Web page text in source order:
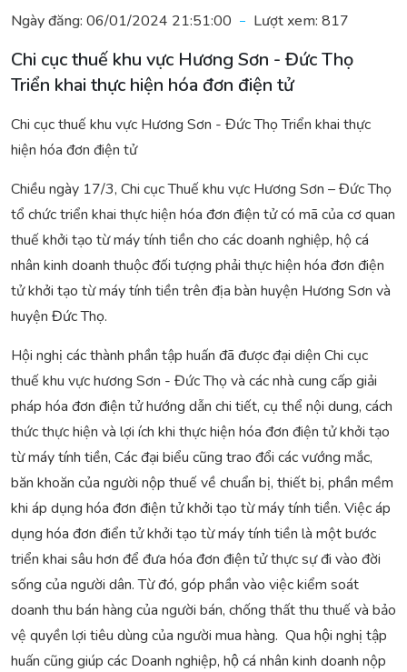
Ngày đăng: 06/01/2024 21:51:00 Lượt xem: 817
Chi cục thuế khu vực Hương Sơn - Đức Thọ
Triển khai thực hiện hóa đơn điện tử
Chi cục thuế khu vực Hương Sơn - Đức Thọ Triển khai thực
hiện hóa đơn điện tử
Chiều ngày 17/3, Chi cục Thuế khu vực Hương Sơn – Đức Thọ
tổ chức triển khai thực hiện hóa đơn điện tử có mã của cơ quan
thuế khởi tạo từ máy tính tiền cho các doanh nghiệp, hộ cá
nhân kinh doanh thuộc đối tượng phải thực hiện hóa đơn điện
tử khởi tạo từ máy tính tiền trên địa bàn huyện Hương Sơn và
huyện Đức Thọ.
Hội nghị các thành phần tập huấn đã được đại diện Chi cục
thuế khu vực hương Sơn - Đức Thọ và các nhà cung cấp giải
pháp hóa đơn điện tử hướng dẫn chi tiết, cụ thể nội dung, cách
thức thực hiện và lợi ích khi thực hiện hóa đơn điện tử khởi tạo
từ máy tính tiền, Các đại biểu cũng trao đổi các vướng mắc,
băn khoăn của người nộp thuế về chuẩn bị, thiết bị, phần mềm
khi áp dụng hóa đơn điện tử khởi tạo từ máy tính tiền. Việc áp
dụng hóa đơn điển tử khởi tạo từ máy tính tiền là một bước
triển khai sâu hơn để đưa hóa đơn điện tử thực sự đi vào đời
sống của người dân. Từ đó, góp phần vào việc kiểm soát
doanh thu bán hàng của người bán, chống thất thu thuế và bảo
vệ quyền lợi tiêu dùng của người mua hàng. Qua hội nghị tập
huấn cũng giúp các Doanh nghiệp, hộ cá nhân kinh doanh nộp